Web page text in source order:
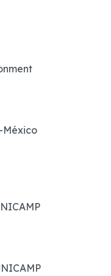
México